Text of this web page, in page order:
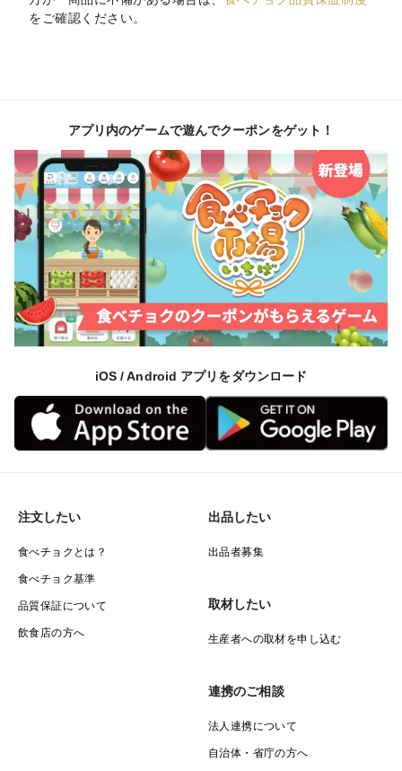
をご確認ください。
アプリ内のゲームで遊んでクーポンをゲット！
iOS / Android アプリをダウンロード
注文したい
食べチョクとは？
食べチョク基準
品質保証について
飲食店の方へ
出品したい
出品者募集
取材したい
生産者への取材を申し込む
連携のご相談
法人連携について
自治体・省庁の方へ